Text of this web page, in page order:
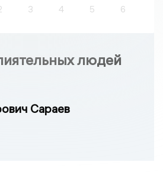
3 4 5 6
людей
Сараев